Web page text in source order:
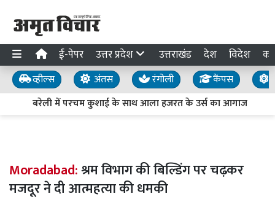
ई-पेपर उत्तर प्रदेश उत्तराखंड देश विदेश
व्हील्स अंतस रंगोली कैंपस
बरेली में परचम कुशाई के साथ आला हजरत के उर्स का आगाज
Moradabad:श्रम विभाग की बिल्डिंग पर चढ़कर
मजदूर ने दी आत्महत्या की धमकी